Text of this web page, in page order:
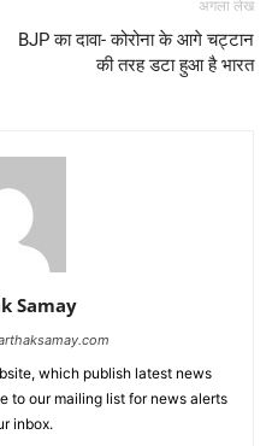
अगला लेख
BJP का दावा- कोरोना के आगे चट्टान
की तरह डटा हुआ है भारत
Samay
which publish latest news
to our mailing list for news alerts
inbox.